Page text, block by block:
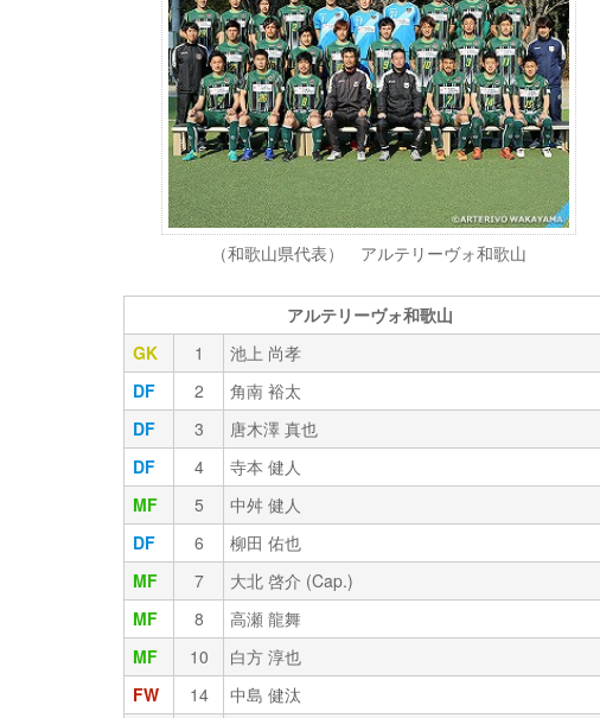
（和歌山県代表） アルテリーヴォ和歌山
アルテリーヴォ和歌山
GK
1 池上 尚孝
DF
2 角南 裕太
DF
3 唐木澤 真也
DF
4 寺本 健人
MF
5 中舛 健人
DF
6 柳田 佑也
MF
7 大北 啓介 (Cap.)
MF
8 高瀬 龍舞
MF
10 白方 淳也
FW
14 中島 健汰